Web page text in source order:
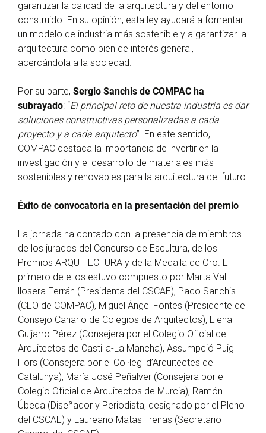
garantizar la calidad de la arquitectura y del entorno
construido. En su opinión, esta ley ayudará a fomentar
un modelo de industria más sostenible y a garantizar la
arquitectura como bien de interés general,
acercándola a la sociedad.
Por su parte, Sergio Sanchis de COMPAC ha
subrayado: “El principal reto de nuestra industria es dar
soluciones constructivas personalizadas a cada
proyecto y a cada arquitecto”. En este sentido,
COMPAC destaca la importancia de invertir en la
investigación y el desarrollo de materiales más
sostenibles y renovables para la arquitectura del futuro.
Éxito de convocatoria en la presentación del premio
La jornada ha contado con la presencia de miembros
de los jurados del Concurso de Escultura, de los
Premios ARQUITECTURA y de la Medalla de Oro. El
primero de ellos estuvo compuesto por Marta Vall-
llosera Ferrán (Presidenta del CSCAE), Paco Sanchis
(CEO de COMPAC), Miguel Ángel Fontes (Presidente del
Consejo Canario de Colegios de Arquitectos), Elena
Guijarro Pérez (Consejera por el Colegio Oficial de
Arquitectos de Castilla-La Mancha), Assumpció Puig
Hors (Consejera por el Col·legi d’Arquitectes de
Catalunya), María José Peñalver (Consejera por el
Colegio Oficial de Arquitectos de Murcia), Ramón
Úbeda (Diseñador y Periodista, designado por el Pleno
del CSCAE) y Laureano Matas Trenas (Secretario